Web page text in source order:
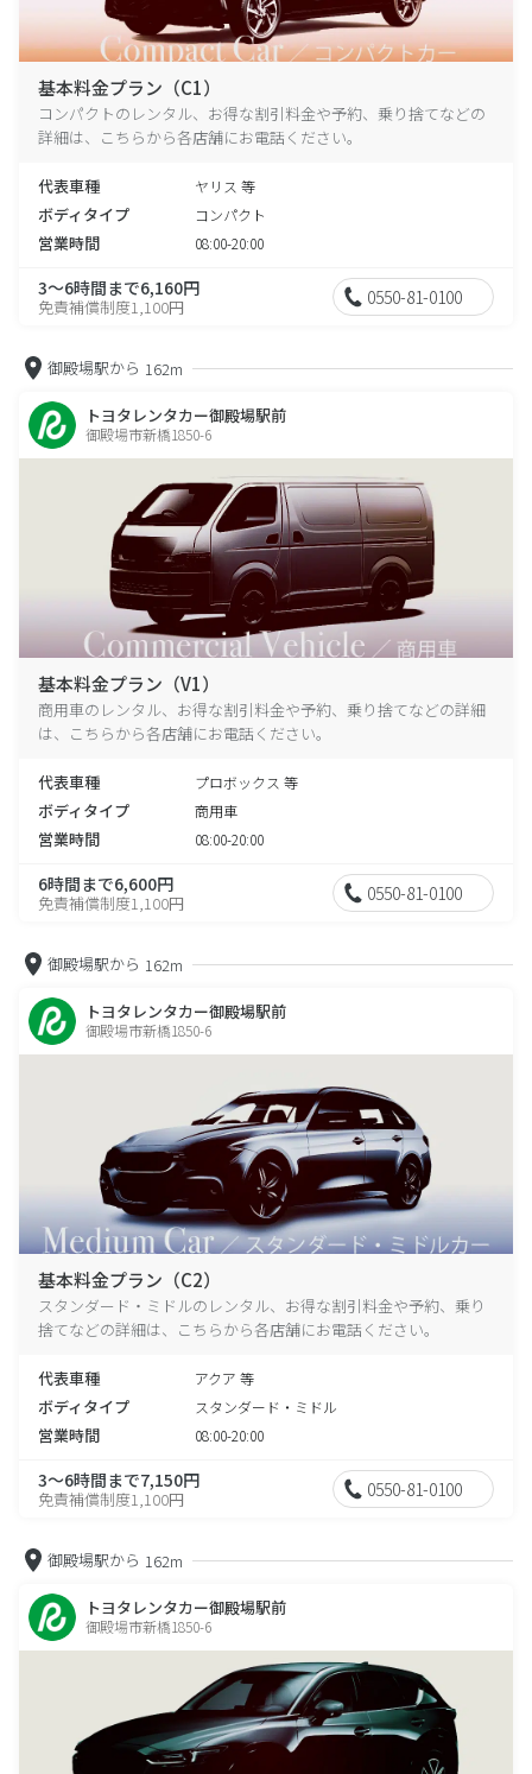
基本料金プラン（C1）
コンパクトのレンタル、お得な割引料金や予約、乗り捨てなどの
詳細は、こちらから各店舗にお電話ください。
代表車種 ヤリス 等
ボディタイプ コンパクト
営業時間 08:00-20:00
3～6時間まで6,160円
免責補償制度1,100円 0550-81-0100
御殿場駅から 162m
トヨタレンタカー御殿場駅前
御殿場市新橋1850-6
基本料金プラン（V1）
商用車のレンタル、お得な割引料金や予約、乗り捨てなどの詳細
は、こちらから各店舗にお電話ください。
代表車種 プロボックス 等
ボディタイプ 商用車
営業時間 08:00-20:00
6時間まで6,600円
免責補償制度1,100円 0550-81-0100
御殿場駅から 162m
トヨタレンタカー御殿場駅前
御殿場市新橋1850-6
基本料金プラン（C2）
スタンダード・ミドルのレンタル、お得な割引料金や予約、乗り
捨てなどの詳細は、こちらから各店舗にお電話ください。
代表車種 アクア 等
ボディタイプ スタンダード・ミドル
営業時間 08:00-20:00
3～6時間まで7,150円
免責補償制度1,100円 0550-81-0100
御殿場駅から 162m
トヨタレンタカー御殿場駅前
御殿場市新橋1850-6